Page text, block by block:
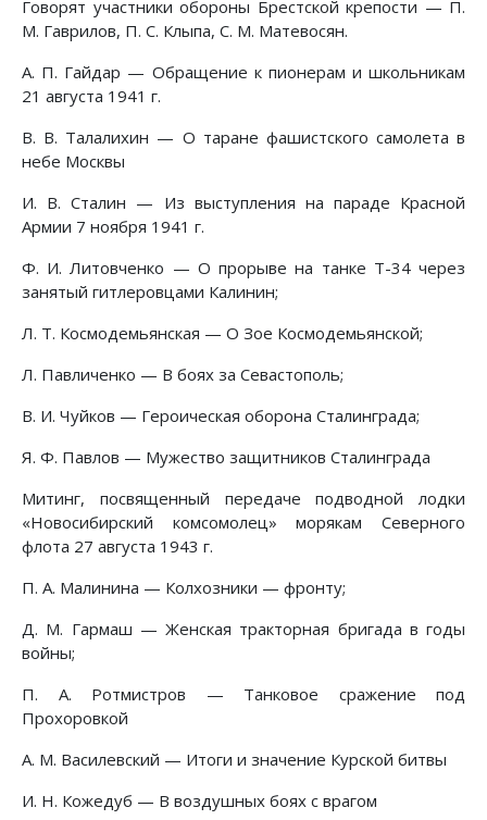
Говорят участники обороны Брестской крепости — П.
М. Гаврилов, П. С. Клыпа, С. М. Матевосян.
A. П. Гайдар — Обращение к пионерам и школьникам
21 августа 1941 г.
B. В. Талалихин — О таране фашистского самолета в
небе Москвы
И. В. Сталин — Из выступления на параде Красной
Армии 7 ноября 1941 г.
Ф. И. Литовченко — О прорыве на танке Т-34 через
занятый гитлеровцами Калинин;
Л. Т. Космодемьянская — О Зое Космодемьянской;
Л. Павличенко — В боях за Севастополь;
В. И. Чуйков — Героическая оборона Сталинграда;
Я. Ф. Павлов — Мужество защитников Сталинграда
Митинг, посвященный передаче подводной лодки
«Новосибирский комсомолец» морякам Северного
флота 27 августа 1943 г.
П. А. Малинина — Колхозники — фронту;
Д. М. Гармаш — Женская тракторная бригада в годы
войны;
П. А. Ротмистров — Танковое сражение под
Прохоровкой
А. М. Василевский — Итоги и значение Курской битвы
И. Н. Кожедуб — В воздушных боях с врагом